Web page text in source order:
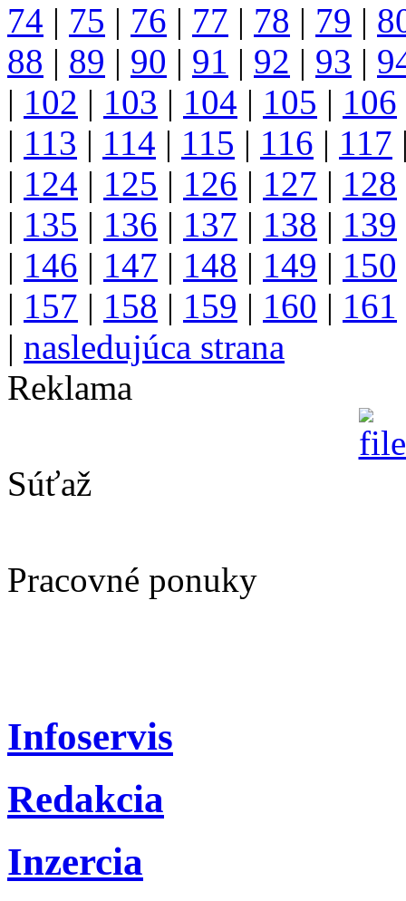
74 | 75 | 76 | 77 | 78 | 79 |
88 | 89 | 90 | 91 | 92 | 93 |
| 102 | 103 | 104 | 105 | 106
| 113 | 114 | 115 | 116 | 117
| 124 | 125 | 126 | 127 | 128
| 135 | 136 | 137 | 138 | 139
| 146 | 147 | 148 | 149 | 150
| 157 | 158 | 159 | 160 | 161
| nasledujúca strana
Reklama
Súťaž
Pracovné ponuky
Infoservis
Redakcia
Inzercia